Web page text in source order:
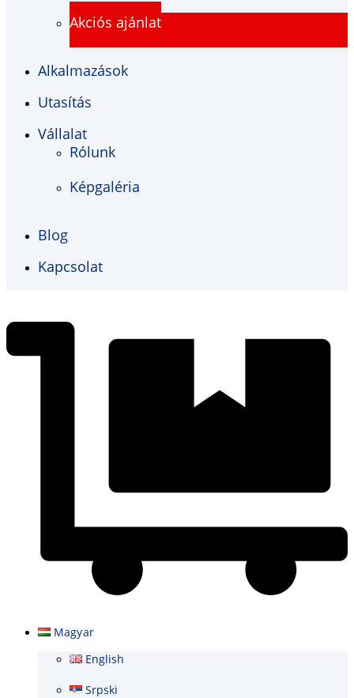
Akciós ajánlat
Alkalmazások
Utasítás
Vállalat
Rólunk
Képgaléria
Blog
Kapcsolat
Magyar
English
Srpski